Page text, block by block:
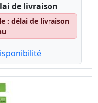
de livraison
: délai de livraison